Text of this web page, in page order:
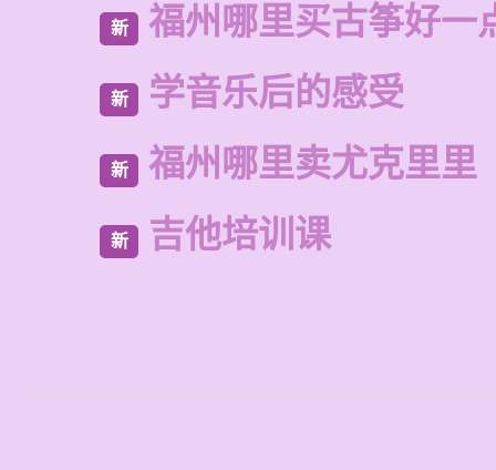
新 福州哪里买古筝好一
新 学音乐后的感受
新 福州哪里卖尤克里里
新 吉他培训课